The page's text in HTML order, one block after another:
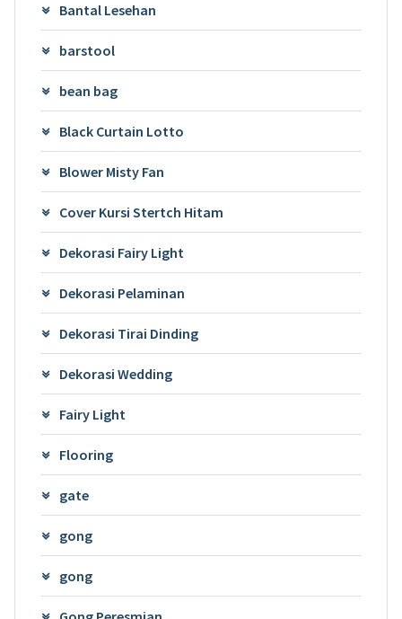
Bantal Lesehan
barstool
bean bag
Black Curtain Lotto
Blower Misty Fan
Cover Kursi Stertch Hitam
Dekorasi Fairy Light
Dekorasi Pelaminan
Dekorasi Tirai Dinding
Dekorasi Wedding
Fairy Light
Flooring
gate
gong
gong